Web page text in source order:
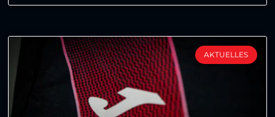
AKTUELLES